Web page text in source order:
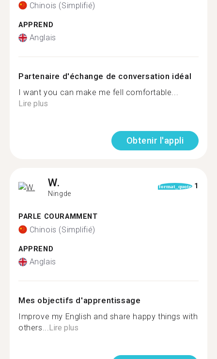
Chinois (Simplifié)
APPREND
Anglais
Partenaire d'échange de conversation idéal
I want you can make me fell comfortable...
Lire plus
Obtenir l'appli
W.
Ningde
format_quote 1
PARLE COURAMMENT
Chinois (Simplifié)
APPREND
Anglais
Mes objectifs d'apprentissage
Improve my English and share happy things with
others...Lire plus